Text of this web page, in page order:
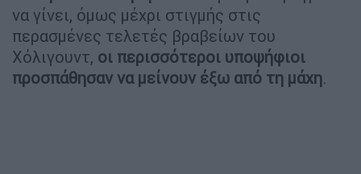
να γίνει, όμως μέχρι στιγμής στις
περασμένες τελετές βραβείων του
Χόλιγουντ, οι περισσότεροι υποψήφιοι
προσπάθησαν να μείνουν έξω από τη μάχη.